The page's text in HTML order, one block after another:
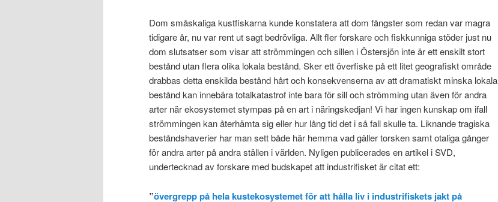
Dom småskaliga kustfiskarna kunde konstatera att dom fångster som redan var magra
tidigare år, nu var rent ut sagt bedrövliga. Allt fler forskare och fiskkunniga stöder just nu
dom slutsatser som visar att strömmingen och sillen i Östersjön inte är ett enskilt stort
bestånd utan flera olika lokala bestånd. Sker ett överfiske på ett litet geografiskt område
drabbas detta enskilda bestånd hårt och konsekvenserna av att dramatiskt minska lokala
bestånd kan innebära totalkatastrof inte bara för sill och strömming utan även för andra
arter när ekosystemet stympas på en art i näringskedjan! Vi har ingen kunskap om ifall
strömmingen kan återhämta sig eller hur lång tid det i så fall skulle ta. Liknande tragiska
beståndshaverier har man sett både här hemma vad gäller torsken samt otaliga gånger
för andra arter på andra ställen i världen. Nyligen publicerades en artikel i SVD,
undertecknad av forskare med budskapet att industrifisket är citat ett:
”övergrepp på hela kustekosystemet för att hålla liv i industrifiskets jakt på